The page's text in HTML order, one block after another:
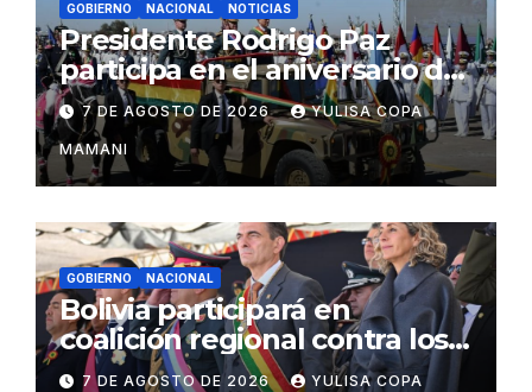
GOBIERNO NACIONAL NOTICIAS
Presidente Rodrigo Paz
participa en el aniversario de
las Fuerzas Armadas
7 DE AGOSTO DE 2026 YULISA COPA
MAMANI
GOBIERNO NACIONAL
Bolivia participará en
coalición regional contra los
cárteles del narcotráfico
7 DE AGOSTO DE 2026 YULISA COPA